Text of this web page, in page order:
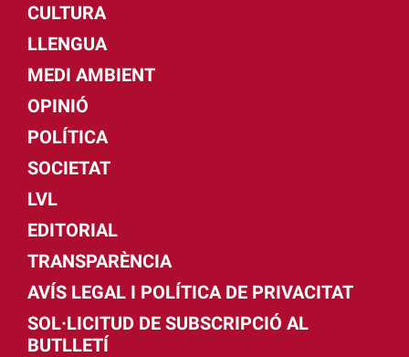
CULTURA
LLENGUA
MEDI AMBIENT
OPINIÓ
POLÍTICA
SOCIETAT
LVL
EDITORIAL
TRANSPARÈNCIA
AVÍS LEGAL I POLÍTICA DE PRIVACITAT
SOL·LICITUD DE SUBSCRIPCIÓ AL
BUTLLETÍ